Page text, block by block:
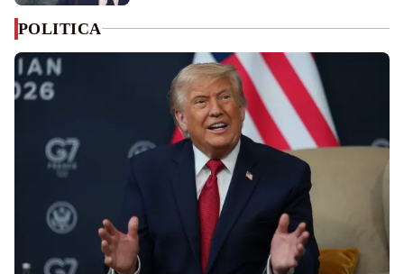
POLITICA